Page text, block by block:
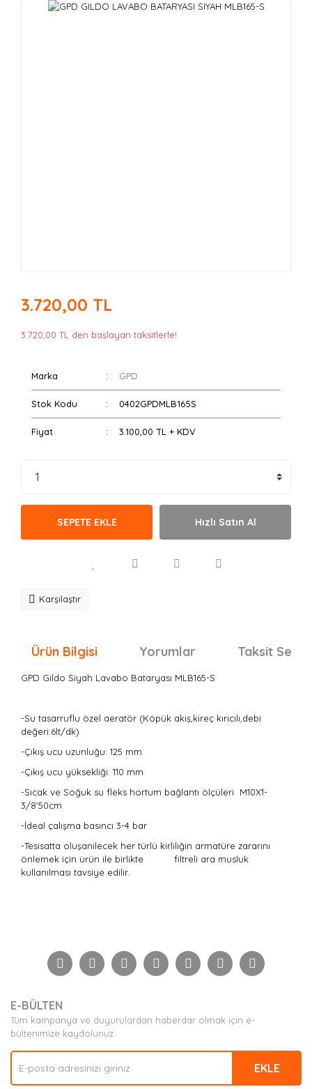
3.720,00 TL
3.720,00 TL den başlayan taksitlerle!
Marka GPD
Stok Kodu 0402GPDMLB165S
Fiyat 3.100,00 TL + KDV
SEPETE EKLE Hızlı Satın Al
Karşılaştır
Ürün Bilgisi Yorumlar Taksit
GPD Gildo Siyah Lavabo Bataryası MLB165-S
-Su tasarruflu özel aeratör (Köpük akış,kireç kırıcılı,debi
değeri:6lt/dk)
-Çıkış ucu uzunluğu: 125 mm
-Çıkış ucu yüksekliği: 110 mm
-Sıcak ve Soğuk su fleks hortum bağlantı ölçüleri M10X1-
3/8'50cm
-İdeal çalışma basıncı 3-4 bar
-Tesisatta oluşanilecek her türlü kirliliğin armatüre zararını
önlemek için ürün ile birlikte filtreli ara musluk
kullanılması tavsiye edilir.
Yorum Yaz
Görüş ve önerileriniz için teşekkür ederiz.
Ürün açıklamasında eksik bilgiler bulunuyor.
Ürün bilgilerinde hatalar bulunuyor.
Ürün fiyatı diğer sitelerden daha pahalı.
Bu ürüne benzer farklı alternatifler olmalı.
E-BÜLTEN
Tüm kampanya ve duyurulardan haberdar olmak için e-
bültenimize kaydolunuz.
EKLE